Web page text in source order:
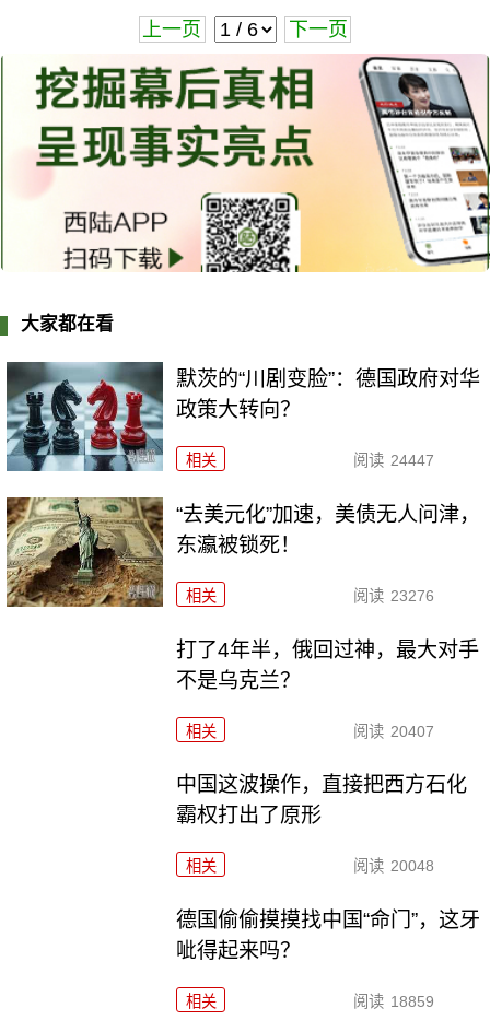
上一页 下一页
大家都在看
默茨的“川剧变脸”：德国政府对华
政策大转向？
相关 阅读 24447
“去美元化”加速，美债无人问津，
东瀛被锁死！
相关 阅读 23276
打了4年半，俄回过神，最大对手
不是乌克兰？
相关 阅读 20407
中国这波操作，直接把西方石化
霸权打出了原形
相关 阅读 20048
德国偷偷摸摸找中国“命门”，这牙
呲得起来吗？
相关 阅读 18859